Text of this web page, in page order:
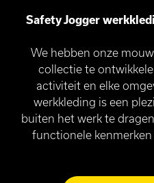
Safety Jogger
We hebben onze
collectie te
activiteit en elke
werkkleding is een
buiten het werk te
functionele